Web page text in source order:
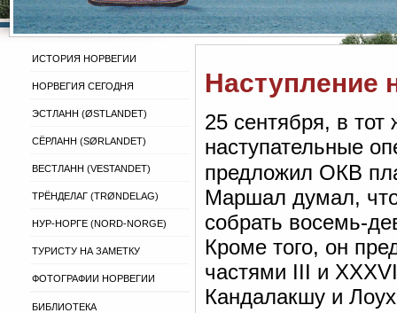
ИСТОРИЯ НОРВЕГИИ
НОРВЕГИЯ СЕГОДНЯ
ЭСТЛАНН (ØSTLANDET)
СЁРЛАНН (SØRLANDET)
ВЕСТЛАНН (VESTANDET)
ТРЁНДЕЛАГ (TRØNDELAG)
НУР-НОРГЕ (NORD-NORGE)
ТУРИСТУ НА ЗАМЕТКУ
ФОТОГРАФИИ НОРВЕГИИ
БИБЛИОТЕКА
Наступление
25 сентября, в тот
наступательные
предложил ОКВ
Маршал думал,
собрать восемь-
Кроме того, он
частями III и
Кандалакшу и